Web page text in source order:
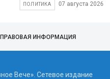
ПОЛИТИКА 07 августа 2026
ПРАВОВАЯ ИНФОРМАЦИЯ
Вече». Сетевое издание